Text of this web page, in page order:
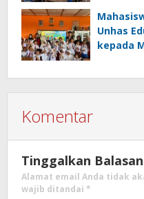
Unhas
kepada
Komentar
Tinggalkan Balasan
Alamat email Anda tidak
wajib ditandai *